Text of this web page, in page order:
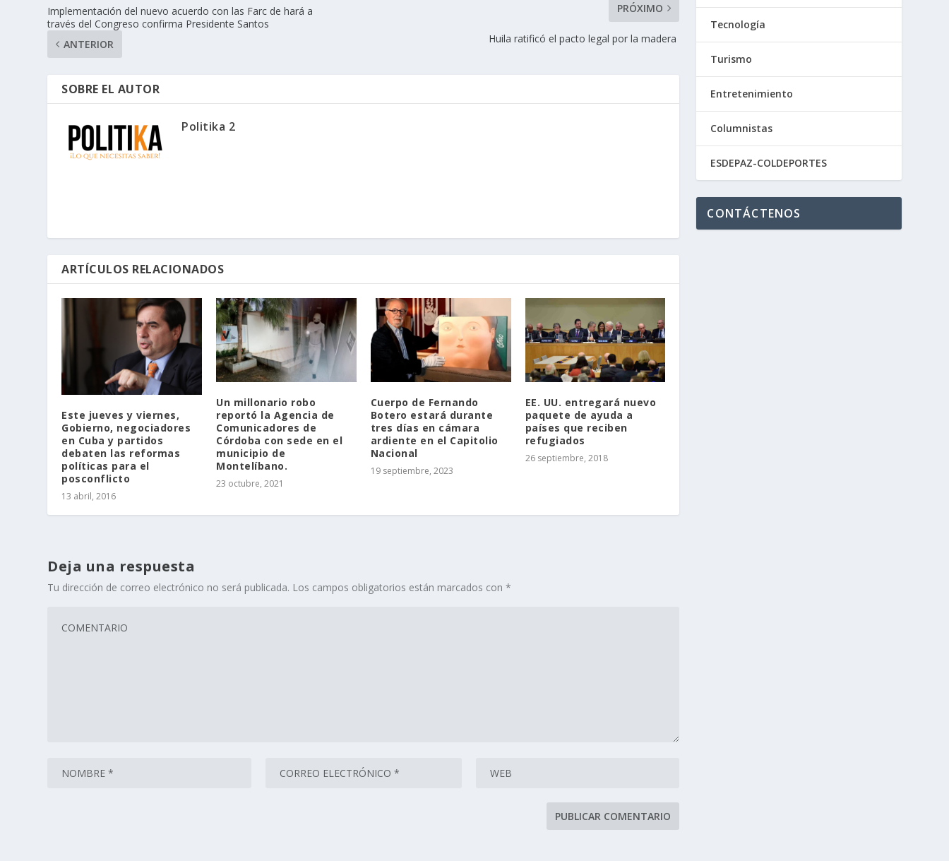
Implementación del nuevo acuerdo con las Farc de hará a
través del Congreso confirma Presidente Santos
ANTERIOR
PRÓXIMO
Huila ratificó el pacto legal por la madera ​​​​
SOBRE EL AUTOR
Politika 2
ARTÍCULOS RELACIONADOS
Este jueves y viernes,
Gobierno, negociadores
en Cuba y partidos
debaten las reformas
políticas para el
posconflicto
13 abril, 2016
Un millonario robo
reportó la Agencia de
Comunicadores de
Córdoba con sede en el
municipio de
Montelíbano.
23 octubre, 2021
Cuerpo de Fernando
Botero estará durante
tres días en cámara
ardiente en el Capitolio
Nacional
19 septiembre, 2023
EE. UU. entregará nuevo
paquete de ayuda a
países que reciben
refugiados
26 septiembre, 2018
Deja una respuesta
Tu dirección de correo electrónico no será publicada. Los campos obligatorios están marcados con*
Tecnología
Turismo
Entretenimiento
Columnistas
ESDEPAZ-COLDEPORTES
CONTÁCTENOS